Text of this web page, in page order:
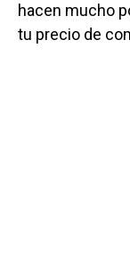
hacen mucho
tu precio de